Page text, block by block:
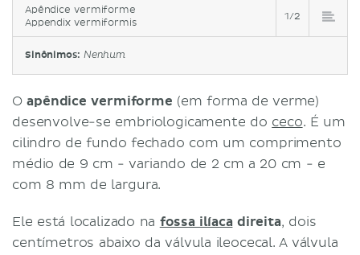
Apêndice vermiforme
Appendix vermiformis
1/2
Sinônimos: Nenhum
Oapêndice vermiforme (em forma de verme)
desenvolve-se embriologicamente do ceco. É um
cilindro de fundo fechado com um comprimento
médio de 9 cm - variando de 2 cm a 20 cm - e
com 8 mm de largura.
Ele está localizado na fossa ilíaca direita, dois
centímetros abaixo da válvula ileocecal. A válvula